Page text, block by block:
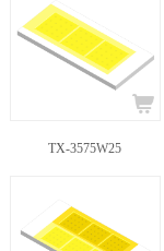
TX-3575W25